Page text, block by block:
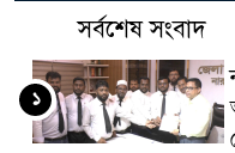
সর্বশেষ সংবাদ
১